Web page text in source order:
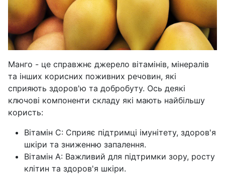
Манго - це справжнє джерело вітамінів, мінералів
та інших корисних поживних речовин, які
сприяють здоров'ю та добробуту. Ось деякі
ключові компоненти складу які мають найбільшу
користь:
Вітамін C: Сприяє підтримці імунітету, здоров'я
шкіри та зниженню запалення.
Вітамін A: Важливий для підтримки зору, росту
клітин та здоров'я шкіри.